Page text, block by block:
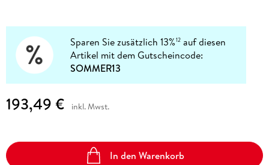
Sparen Sie zusätzlich 13%12 auf diesen
Artikel mit dem Gutscheincode:
SOMMER13
193,49 € inkl. Mwst.
In den Warenkorb